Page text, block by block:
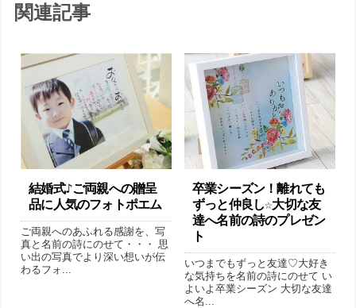
関連記事
結婚式♪ご両親への贈呈
品に人気のフォトポエム
ご両親へのあふれる感謝を、写
真と名前の詩にのせて・・・ 思
い出の写真でより深い想いが伝
わるフォ...
卒業シーズン！離れても
ずっと仲良し☆大切な友
達へ名前の詩のプレゼン
ト
いつまでもずっと友達♡大好き
な気持ちを名前の詩にのせて い
よいよ卒業シーズン 大切な友達
へ名...